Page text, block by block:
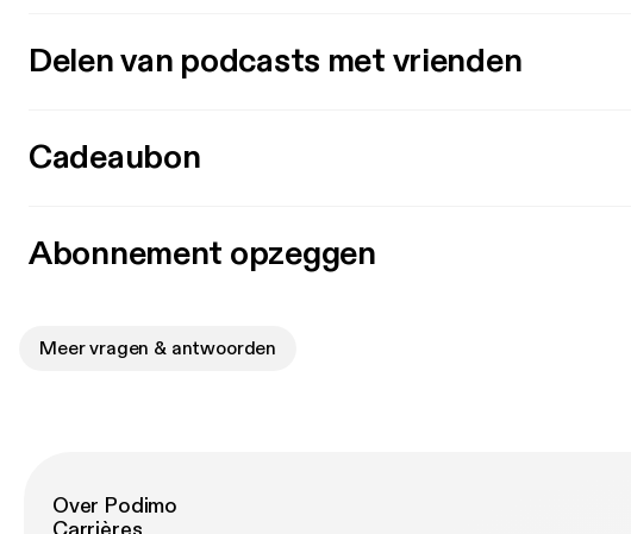
Delen van podcasts met vrienden
Cadeaubon
Abonnement opzeggen
Meer vragen & antwoorden
Over Podimo